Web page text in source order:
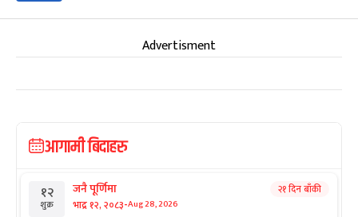
Advertisment
आगामी बिदाहरु
१२
शुक्र
जनै पूर्णिमा
भाद्र १२, २०८३-Aug 28, 2026
२१ दिन बाँकी